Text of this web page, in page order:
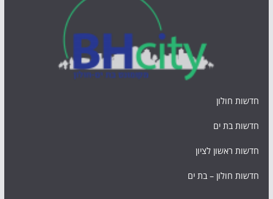
חדשות חולון
חדשות בת ים
חדשות ראשון לציון
חדשות חולון – בת ים